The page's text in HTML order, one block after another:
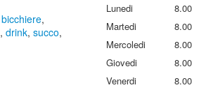
bicchiere,
, drink, succo,
Lunedi
8.00
Martedi
8.00
Mercoledi
8.00
Giovedi
8.00
Venerdi
8.00